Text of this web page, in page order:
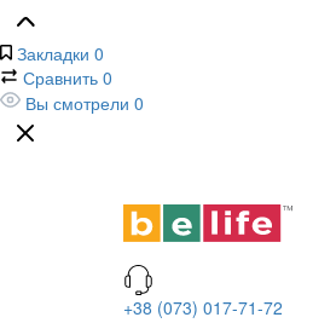
Закладки 0
Сравнить 0
Вы смотрели 0
+38 (073) 017-71-72